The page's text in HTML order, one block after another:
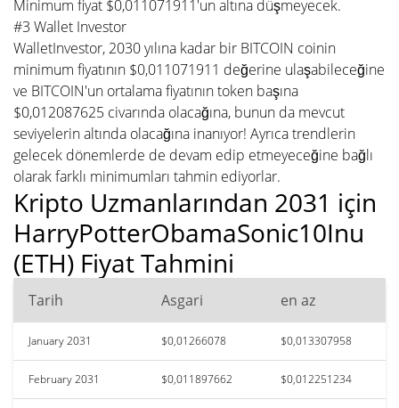
Minimum fiyat $0,011071911'un altına düşmeyecek.
#3 Wallet Investor
WalletInvestor, 2030 yılına kadar bir BITCOIN coinin
minimum fiyatının $0,011071911 değerine ulaşabileceğine
ve BITCOIN'un ortalama fiyatının token başına
$0,012087625 civarında olacağına, bunun da mevcut
seviyelerin altında olacağına inanıyor! Ayrıca trendlerin
gelecek dönemlerde de devam edip etmeyeceğine bağlı
olarak farklı minimumları tahmin ediyorlar.
Kripto Uzmanlarından 2031 için
HarryPotterObamaSonic10Inu
(ETH) Fiyat Tahmini
Tarih Asgari en az
January 2031 $0,01266078 $0,013307958
February 2031 $0,011897662 $0,012251234